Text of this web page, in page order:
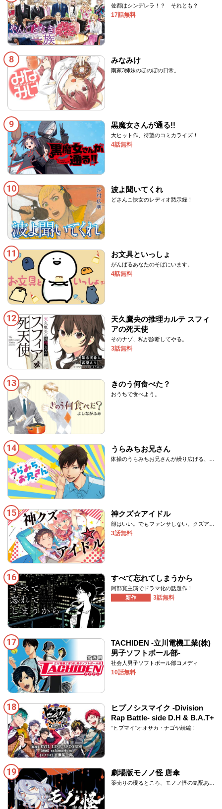
佐都はシンデレラ！？ それとも？
17話無料
8 みなみけ
南家3姉妹のほのぼの日常。
9 黒魔女さんが通る!!
大ヒット作、待望のコミカライズ！
4話無料
10 波よ聞いてくれ
どさんこ快女のレディオ黙示録！
11 お文具といっしょ
がんばるあなたのそばにいます。
4話無料
12
天久鷹央の推理カルテ スフィ
アの死天使
そのナゾ、私が診断してやる。
3話無料
13 きのう何食べた？
おうちで食べよう。
14 うらみちお兄さん
体操のうらみちお兄さんが繰り広げる、哀
15 神クズ☆アイドル
顔はいい。でもファンサしない。クズアイ
ドルに神降臨!?
3話無料
16 すべて忘れてしまうから
阿部寛主演でドラマ化の話題作！
新作
3話無料
17
TACHIDEN ‐立川電機工業(株)
男子ソフトボール部‐
社会人男子ソフトボール部コメディ
10話無料
18
ヒプノシスマイク -Division
Rap Battle- side D.H & B.A.T+
“ヒプマイ”オオサカ・ナゴヤ続編！
19 劇場版モノノ怪 唐傘
薬売りの現るところ、モノノ怪の気配あ